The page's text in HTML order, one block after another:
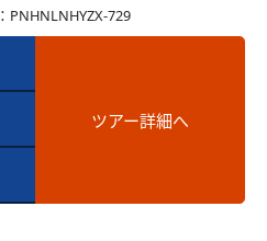
PNHNLNHYZX-729
ツアー詳細へ